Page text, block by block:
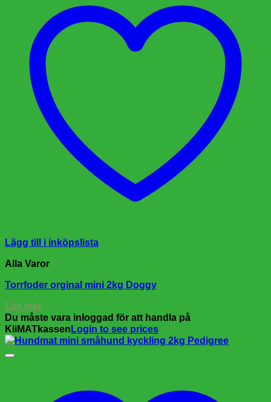
Lägg till i inköpslista
Alla Varor
Torrfoder orginal mini 2kg Doggy
Läs mer
Du måste vara inloggad för att handla på
KliMATkassen Login to see prices